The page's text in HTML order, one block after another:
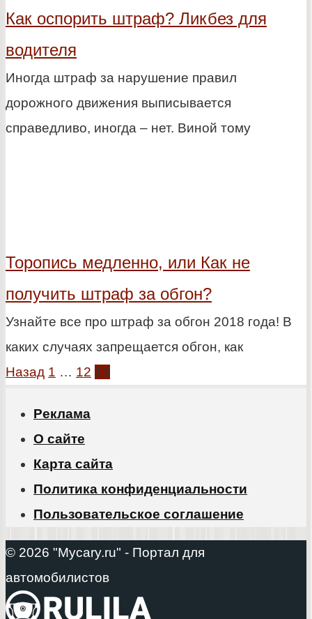
Как оспорить штраф? Ликбез для
водителя
Иногда штраф за нарушение правил
дорожного движения выписывается
справедливо, иногда – нет. Виной тому
Торопись медленно, или Как не
получить штраф за обгон?
Узнайте все про штраф за обгон 2018 года! В
каких случаях запрещается обгон, как
Пагинация
Назад 1 … 12 13
Реклама
О сайте
Карта сайта
Политика конфиденциальности
Пользовательское соглашение
© 2026 "Mycary.ru" - Портал для
автомобилистов